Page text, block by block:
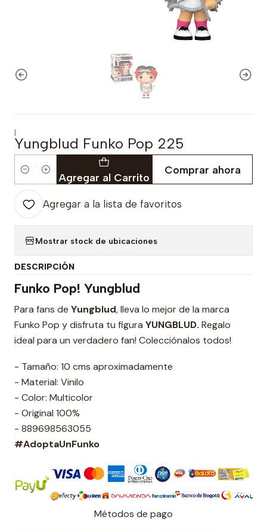
|
Yungblud Funko Pop 225
Cantidad Agregar al Carrito
Comprar ahora
Agregar a la lista de favoritos
Mostrar stock de ubicaciones
DESCRIPCIÓN
Funko Pop! Yungblud
Para fans de Yungblud, lleva lo mejor de la marca
Funko Pop y disfruta tu figura YUNGBLUD. Regalo
ideal para un verdadero fan! Colecciónalos todos!
- Tamaño: 10 cms aproximadamente
- Material: Vinilo
- Color: Multicolor
- Original 100%
- 889698563055
#AdoptaUnFunko
Métodos de pago